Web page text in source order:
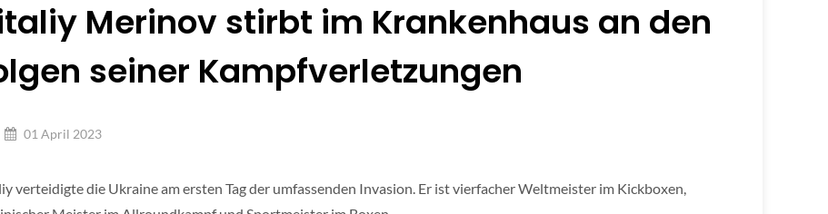
Merinov stirbt im Krankenhaus an den
seiner Kampfverletzungen
01 April 2023
verteidigte die Ukraine am ersten Tag der umfassenden Invasion. Er ist vierfacher Weltmeister im Kickboxen,